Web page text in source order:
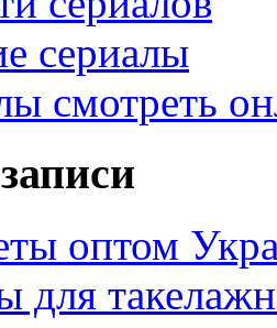
сериалы
смотреть
оптом
для